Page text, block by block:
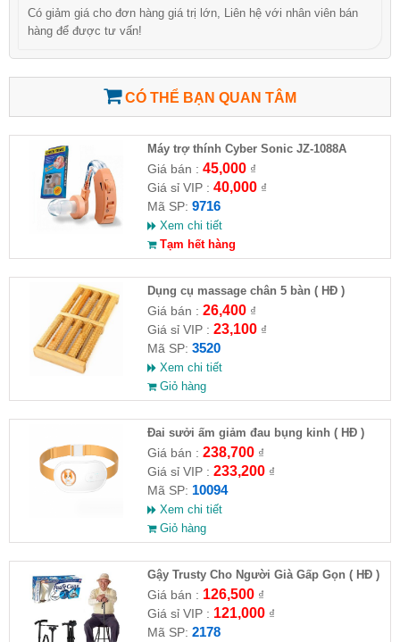
Có giảm giá cho đơn hàng giá trị lớn, Liên hệ với nhân viên bán
hàng để được tư vấn!
CÓ THỂ BẠN QUAN TÂM
Máy trợ thính Cyber Sonic JZ-1088A
Giá bán : 45,000₫
Giá sỉ VIP : 40,000₫
Mã SP: 9716
Xem chi tiết
Tạm hết hàng
Dụng cụ massage chân 5 bàn ( HĐ )
Giá bán : 26,400₫
Giá sỉ VIP : 23,100₫
Mã SP: 3520
Xem chi tiết
Giỏ hàng
Đai sưởi ấm giảm đau bụng kinh ( HĐ )
Giá bán : 238,700₫
Giá sỉ VIP : 233,200₫
Mã SP: 10094
Xem chi tiết
Giỏ hàng
Gậy Trusty Cho Người Già Gấp Gọn ( HĐ )
Giá bán : 126,500₫
Giá sỉ VIP : 121,000₫
Mã SP: 2178